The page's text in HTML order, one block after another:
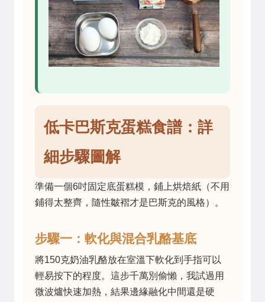
低卡巴斯克蛋糕食譜：詳
細步驟圖解
準備一個6吋固定底蛋糕模，鋪上烘焙紙（不用
鋪得太整齊，隨性皺褶才是巴斯克的風格）。
步驟一：軟化與混合乳酪基底
將150克奶油乳酪放在室溫下軟化到手指可以
輕易按下的程度。這步千萬別偷懶，我試過用
微波爐快速加熱，結果邊緣融化中間還是硬